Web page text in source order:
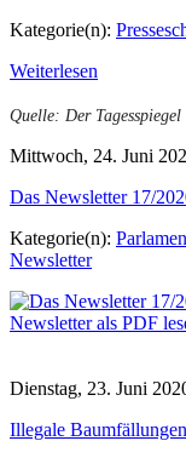
Kategorie(n):
Weiterlesen
Quelle: Der Tagesspiegel
Mittwoch, 24. Juni
Das Newsletter 17/
Kategorie(n):
Newsletter
Newsletter als PDF
Dienstag, 23. Juni
Illegale Baumfällungen